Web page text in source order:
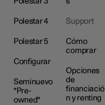
Polestar 4
Polestar 5
Configurar
Seminuevo
"Pre-
owned"
Support
Cómo
comprar
Opciones
de
financiació
n y renting